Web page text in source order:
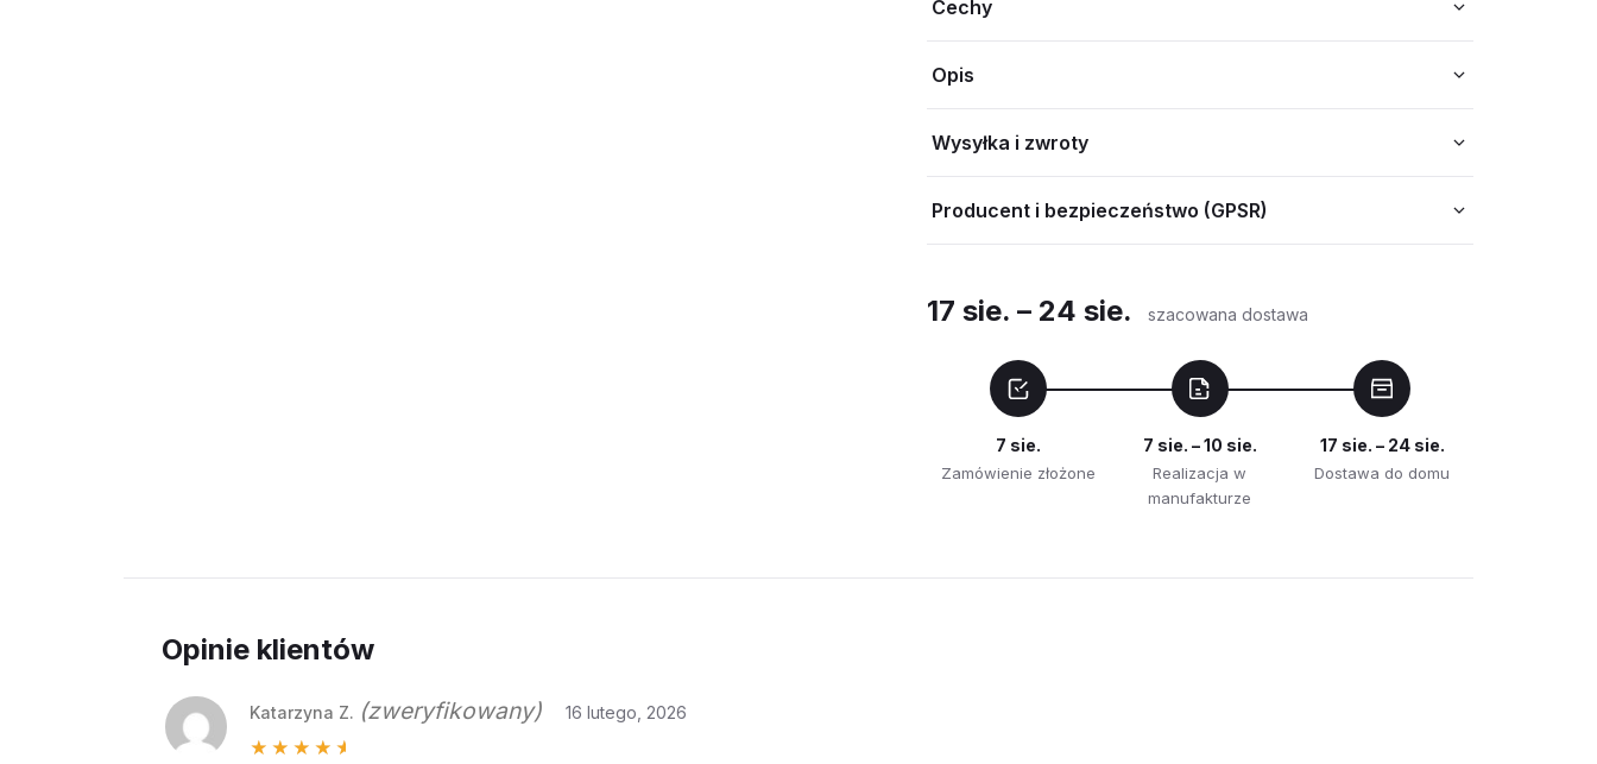
Cechy
Opis
Wysyłka i zwroty
Producent i bezpieczeństwo (GPSR)
17 sie. – 24 sie. szacowana dostawa
7 sie.
Zamówienie złożone
7 sie. – 10 sie.
Realizacja w
manufakturze
17 sie. – 24 sie.
Dostawa do domu
Opinie klientów
Oceniono
Katarzyna Z. (zweryfikowany) 16 lutego, 2026